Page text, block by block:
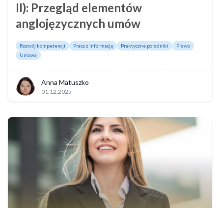
II): Przegląd elementów
anglojęzycznych umów
Rozwój kompetencji Praca z informacją Praktyczne poradniki
Prawo
Umowa
Anna Matuszko
01.12.2025